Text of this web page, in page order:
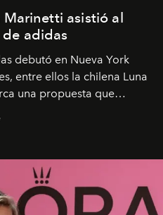
asistió al
adidas
debutó en Nueva York
entre ellos la chilena Luna
una propuesta que